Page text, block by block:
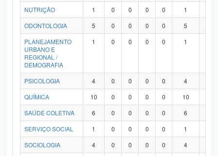
NUTRIÇÃO 1 0 0 0 0 1
ODONTOLOGIA
5 0 0 0 0 5
PLANEJAMENTO
URBANO E
REGIONAL /
DEMOGRAFIA
1 0 0 0 0 1
PSICOLOGIA 4 0 0 0 0 4
QUÍMICA
10 0 0 0 0 10
SAÚDE COLETIVA
6 0 0 0 0 6
SERVIÇO SOCIAL
1 0 0 0 0 1
SOCIOLOGIA
4 0 0 0 0 4